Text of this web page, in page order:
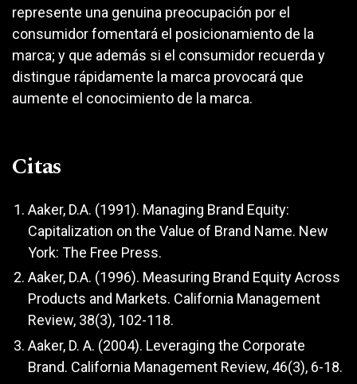
represente una genuina preocupación por el
consumidor fomentará el posicionamiento de la
marca; y que además si el consumidor recuerda y
distingue rápidamente la marca provocará que
aumente el conocimiento de la marca.
Citas
Aaker, D.A. (1991). Managing Brand Equity:
Capitalization on the Value of Brand Name. New
York: The Free Press.
Aaker, D.A. (1996). Measuring Brand Equity Across
Products and Markets. California Management
Review, 38(3), 102-118.
Aaker, D. A. (2004). Leveraging the Corporate
Brand. California Management Review, 46(3), 6-18.